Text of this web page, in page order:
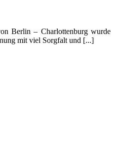
Berlin – Charlottenburg wurde
mit viel Sorgfalt und [...]